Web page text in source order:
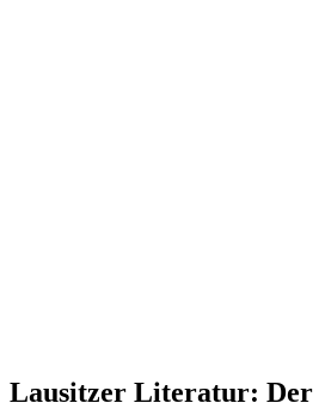
Lausitzer Literatur: Der